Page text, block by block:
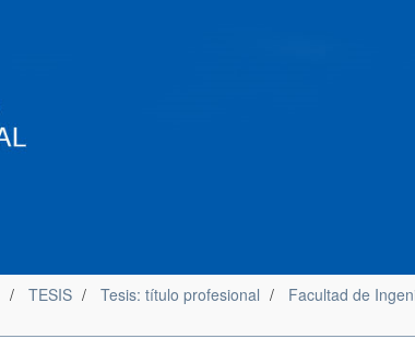
TESIS Tesis: título profesional Facultad de